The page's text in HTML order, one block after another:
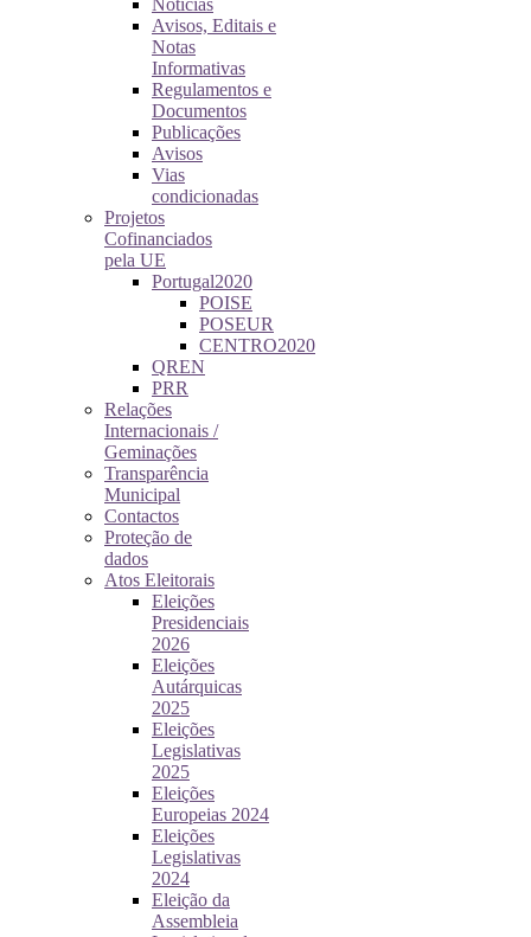
Notícias
Avisos, Editais e
Notas
Informativas
Regulamentos e
Documentos
Publicações
Avisos
Vias
condicionadas
Projetos
Cofinanciados
pela UE
Portugal2020
POISE
POSEUR
CENTRO2020
QREN
PRR
Relações
Internacionais /
Geminações
Transparência
Municipal
Contactos
Proteção de
dados
Atos Eleitorais
Eleições
Presidenciais
2026
Eleições
Autárquicas
2025
Eleições
Legislativas
2025
Eleições
Europeias 2024
Eleições
Legislativas
2024
Eleição da
Assembleia